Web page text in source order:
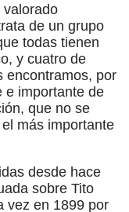
valorado
de un grupo
todas tienen
y cuatro de
encontramos, por
e importante de
que no se
más importante
desde hace
sobre Tito
vez en 1899 por